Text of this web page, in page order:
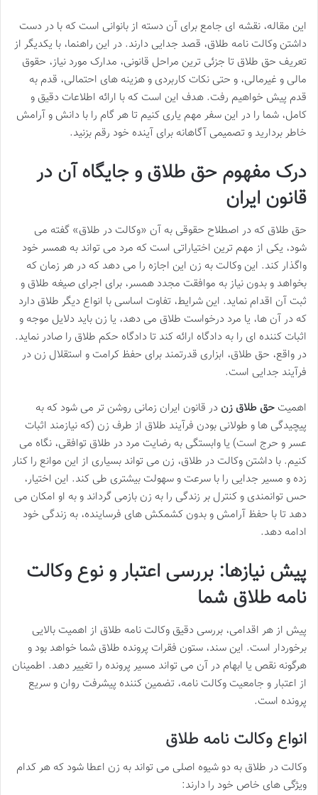
این مقاله، نقشه ای جامع برای آن دسته از بانوانی است که با در دست
داشتن وکالت نامه طلاق، قصد جدایی دارند. در این راهنما، با یکدیگر از
تعریف حق طلاق تا جزئی ترین مراحل قانونی، مدارک مورد نیاز، حقوق
مالی و غیرمالی، و حتی نکات کاربردی و هزینه های احتمالی، قدم به
قدم پیش خواهیم رفت. هدف این است که با ارائه اطلاعات دقیق و
کامل، شما را در این سفر مهم یاری کنیم تا هر گام را با دانش و آرامش
خاطر بردارید و تصمیمی آگاهانه برای آینده خود رقم بزنید.
درک مفهوم حق طلاق و جایگاه آن در
قانون ایران
حق طلاق که در اصطلاح حقوقی به آن «وکالت در طلاق» گفته می
شود، یکی از مهم ترین اختیاراتی است که مرد می تواند به همسر خود
واگذار کند. این وکالت به زن این اجازه را می دهد که در هر زمان که
بخواهد و بدون نیاز به موافقت مجدد همسر، برای اجرای صیغه طلاق و
ثبت آن اقدام نماید. این شرایط، تفاوت اساسی با انواع دیگر طلاق دارد
که در آن ها، یا مرد درخواست طلاق می دهد، یا زن باید دلایل موجه و
اثبات کننده ای را به دادگاه ارائه کند تا دادگاه حکم طلاق را صادر نماید.
در واقع، حق طلاق، ابزاری قدرتمند برای حفظ کرامت و استقلال زن در
فرآیند جدایی است.
اهمیت حق طلاق زن در قانون ایران زمانی روشن تر می شود که به
پیچیدگی ها و طولانی بودن فرآیند طلاق از طرف زن (که نیازمند اثبات
عسر و حرج است) یا وابستگی به رضایت مرد در طلاق توافقی، نگاه می
کنیم. با داشتن وکالت در طلاق، زن می تواند بسیاری از این موانع را کنار
زده و مسیر جدایی را با سرعت و سهولت بیشتری طی کند. این اختیار،
حس توانمندی و کنترل بر زندگی را به زن بازمی گرداند و به او امکان می
دهد تا با حفظ آرامش و بدون کشمکش های فرساینده، به زندگی خود
ادامه دهد.
پیش نیازها: بررسی اعتبار و نوع وکالت
نامه طلاق شما
پیش از هر اقدامی، بررسی دقیق وکالت نامه طلاق از اهمیت بالایی
برخوردار است. این سند، ستون فقرات پرونده طلاق شما خواهد بود و
هرگونه نقص یا ابهام در آن می تواند مسیر پرونده را تغییر دهد. اطمینان
از اعتبار و جامعیت وکالت نامه، تضمین کننده پیشرفت روان و سریع
پرونده است.
انواع وکالت نامه طلاق
وکالت در طلاق به دو شیوه اصلی می تواند به زن اعطا شود که هر کدام
ویژگی های خاص خود را دارند: